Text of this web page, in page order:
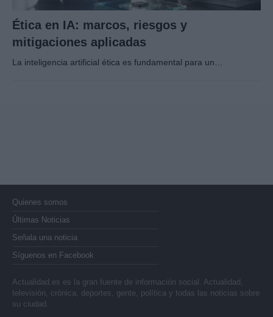
Ética en IA: marcos, riesgos y
mitigaciones aplicadas
La inteligencia artificial ética es fundamental para un…
Quienes somos
Últimas Noticias
Señala una noticia
Síguenos en Facebook
Actualidad.es es la gran fuente de información social. Actualidad,
televisión, crónica, deportes, gente, política y todas las noticias sobre
su ciudad.